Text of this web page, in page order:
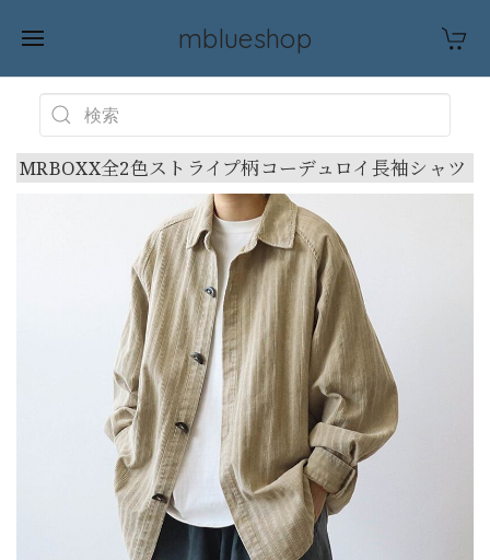
mblueshop
MRBOXX全2色ストライプ柄コーデュロイ長袖シャツ